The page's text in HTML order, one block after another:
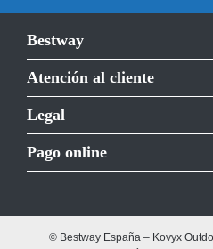
Bestway
Atención al cliente
Legal
Pago online
© Bestway España – Kovyx